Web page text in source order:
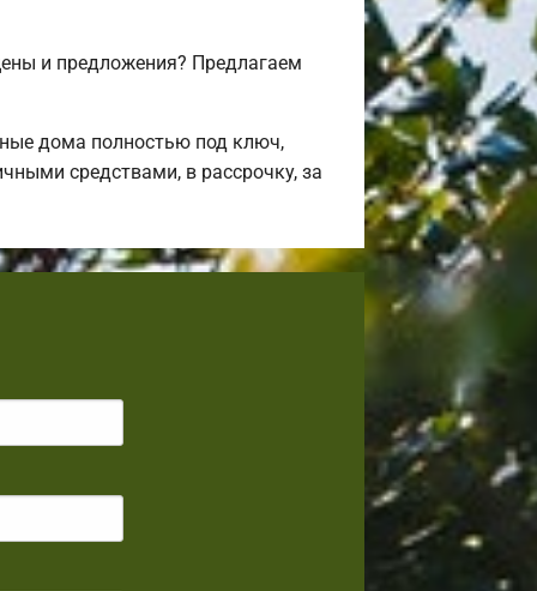
и предложения? Предлагаем
дома полностью под ключ,
средствами, в рассрочку, за